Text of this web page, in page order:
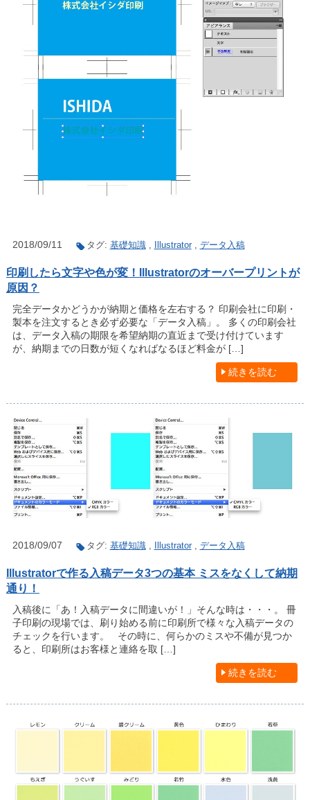
2018/09/11 タグ: 基礎知識, Illustrator, データ入稿
印刷したら文字や色が変！Illustratorのオーバープリントが
原因？
完全データかどうかが納期と価格を左右する？ 印刷会社に印刷・
製本を注文するとき必ず必要な「データ入稿」。 多くの印刷会社
は、データ入稿の期限を希望納期の直近まで受け付けています
が、納期までの日数が短くなればなるほど料金が […]
続きを読む
2018/09/07 タグ: 基礎知識, Illustrator, データ入稿
Illustratorで作る入稿データ3つの基本 ミスをなくして納期
通り！
入稿後に「あ！入稿データに間違いが！」そんな時は・・・。 冊
子印刷の現場では、刷り始める前に印刷所で様々な入稿データの
チェックを行います。 その時に、何らかのミスや不備が見つか
ると、印刷所はお客様と連絡を取 […]
続きを読む